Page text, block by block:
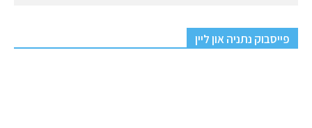
פייסבוק נתניה און ליין